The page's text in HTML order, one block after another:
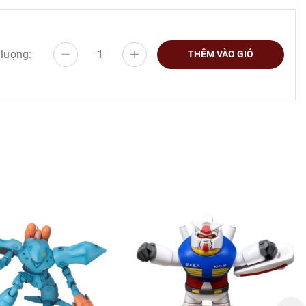
THÊM VÀO GIỎ